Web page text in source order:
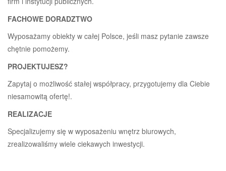
FACHOWE DORADZTWO
Wyposażamy obiekty w całej Polsce, jeśli masz pytanie zawsze
chętnie pomożemy.
PROJEKTUJESZ?
Zapytaj o możliwość stałej współpracy, przygotujemy dla Ciebie
niesamowitą ofertę!.
REALIZACJE
Specjalizujemy się w wyposażeniu wnętrz biurowych,
zrealizowaliśmy wiele ciekawych inwestycji.